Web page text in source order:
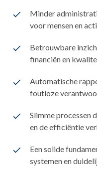
Minder
voor mensen en
Betrouwbare
financiën en
Automatische
foutloze
Slimme processen
en de efficiëntie
Een solide
systemen en